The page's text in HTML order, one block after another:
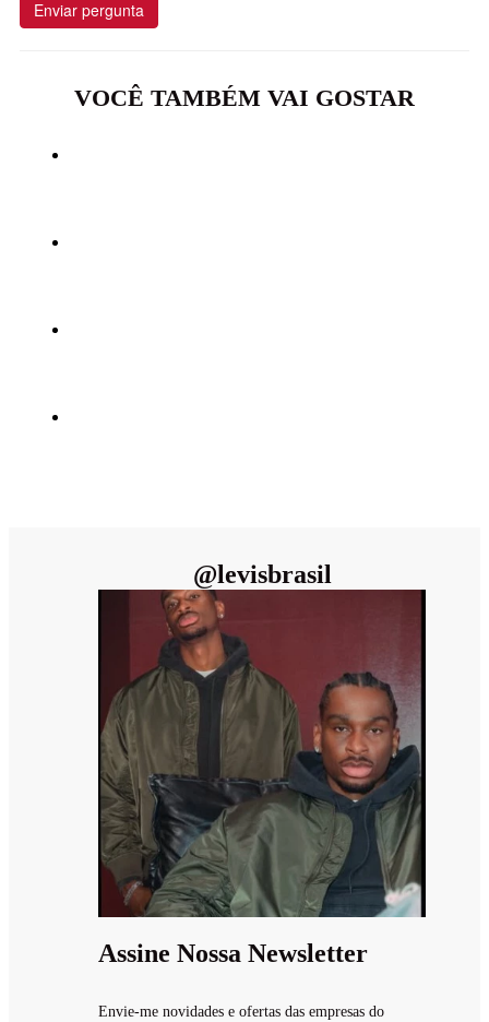
Enviar pergunta
VOCÊ TAMBÉM VAI GOSTAR
@levisbrasil
Assine Nossa Newsletter
Envie-me novidades e ofertas das empresas do